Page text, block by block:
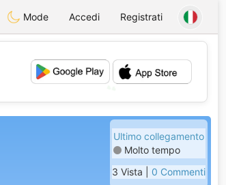
Mode Accedi Registrati
💕
Ultimo collegamento
Molto tempo
3 Vista | 0 Commenti